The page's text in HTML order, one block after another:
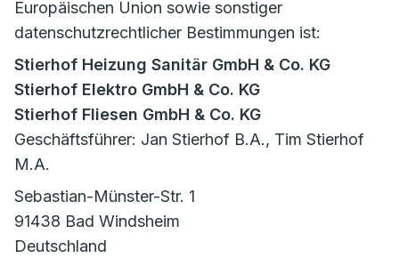
Europäischen Union sowie sonstiger
datenschutzrechtlicher Bestimmungen ist:
Stierhof Heizung Sanitär GmbH & Co. KG
Stierhof Elektro GmbH & Co. KG
Stierhof Fliesen GmbH & Co. KG
Geschäftsführer: Jan Stierhof B.A., Tim Stierhof
M.A.
Sebastian-Münster-Str. 1
91438 Bad Windsheim
Deutschland